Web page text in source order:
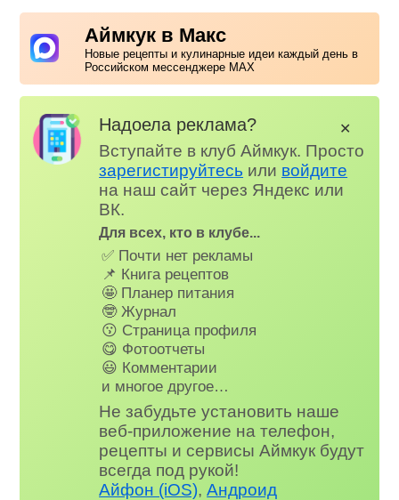
Аймкук в Макс
Новые рецепты и кулинарные идеи каждый день в
Российском мессенджере MAX
Надоела реклама?
Вступайте в клуб Аймкук. Просто
зарегистируйтесь или войдите
на наш сайт через Яндекс или
ВК.
Для всех, кто в клубе...
✅ Почти нет рекламы
📌 Книга рецептов
🤩 Планер питания
🤓 Журнал
😗 Страница профиля
😋 Фотоотчеты
😃 Комментарии
и многое другое…
Не забудьте установить наше
веб-приложение на телефон,
рецепты и сервисы Аймкук будут
всегда под рукой!
Айфон (iOS),Андроид
✕